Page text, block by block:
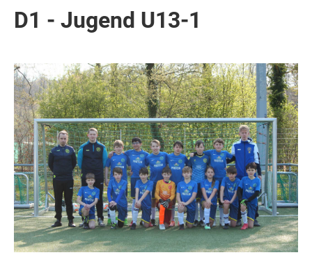
D1 - Jugend U13-1